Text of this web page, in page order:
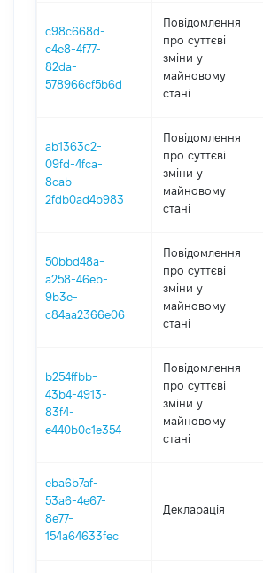
c98c668d-
c4e8-4f77-
82da-
578966cf5b6d
Повідомлення
про суттєві
зміни y
майновому
стані
ab1363c2-
09fd-4fca-
8cab-
2fdb0ad4b983
Повідомлення
про суттєві
зміни y
майновому
стані
50bbd48a-
a258-46eb-
9b3e-
c84aa2366e06
Повідомлення
про суттєві
зміни y
майновому
стані
b254ffbb-
43b4-4913-
83f4-
e440b0c1e354
Повідомлення
про суттєві
зміни y
майновому
стані
eba6b7af-
53a6-4e67-
8e77-
154a64633fec
Декларація